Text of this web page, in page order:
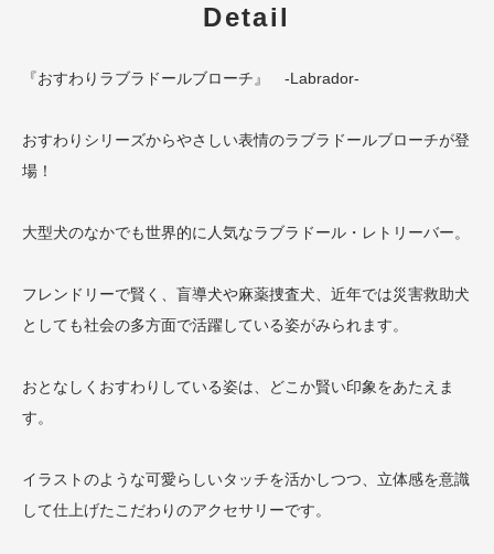
Detail
『おすわりラブラドールブローチ』 -Labrador-
おすわりシリーズからやさしい表情のラブラドールブローチが登
場！
大型犬のなかでも世界的に人気なラブラドール・レトリーバー。
フレンドリーで賢く、盲導犬や麻薬捜査犬、近年では災害救助犬
としても社会の多方面で活躍している姿がみられます。
おとなしくおすわりしている姿は、どこか賢い印象をあたえま
す。
イラストのような可愛らしいタッチを活かしつつ、立体感を意識
して仕上げたこだわりのアクセサリーです。